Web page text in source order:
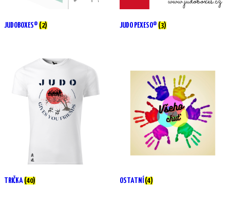
JUDOBOXES® (2) JUDO PEXESO® (3)
TRIČKA (40) OSTATNÍ (4)